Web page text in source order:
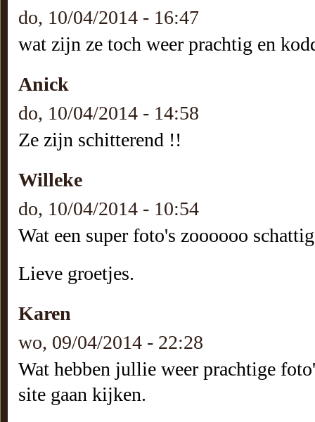
do, 10/04/2014 - 16:47
wat zijn ze toch weer prachtig en
Anick
do, 10/04/2014 - 14:58
Ze zijn schitterend !!
Willeke
do, 10/04/2014 - 10:54
Wat een super foto's zoooooo
Lieve groetjes.
Karen
wo, 09/04/2014 - 22:28
Wat hebben jullie weer prachtige
site gaan kijken.